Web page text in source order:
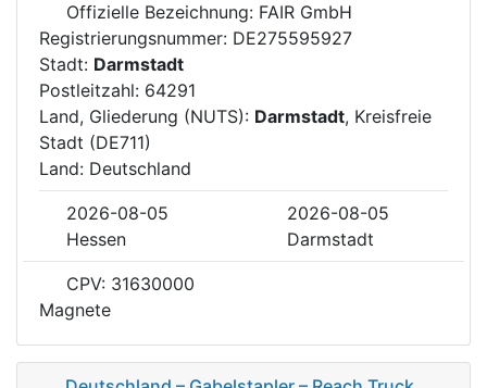
Offizielle Bezeichnung: FAIR GmbH
Registrierungsnummer: DE275595927
Stadt: Darmstadt
Postleitzahl: 64291
Land, Gliederung (NUTS): Darmstadt, Kreisfreie
Stadt (DE711)
Land: Deutschland
2026-08-05
2026-08-05
Hessen
Darmstadt
CPV: 31630000
Magnete